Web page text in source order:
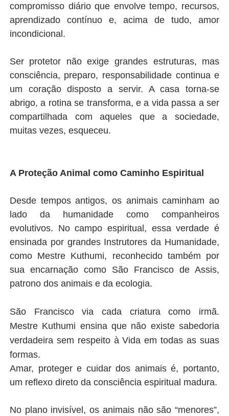
compromisso diário que envolve tempo, recursos,
aprendizado contínuo e, acima de tudo, amor
incondicional.
Ser protetor não exige grandes estruturas, mas
consciência, preparo, responsabilidade continua e
um coração disposto a servir. A casa torna-se
abrigo, a rotina se transforma, e a vida passa a ser
compartilhada com aqueles que a sociedade,
muitas vezes, esqueceu.
A Proteção Animal como Caminho Espiritual
Desde tempos antigos, os animais caminham ao
lado da humanidade como companheiros
evolutivos. No campo espiritual, essa verdade é
ensinada por grandes Instrutores da Humanidade,
como Mestre Kuthumi, reconhecido também por
sua encarnação como São Francisco de Assis,
patrono dos animais e da ecologia.
São Francisco via cada criatura como irmã.
Mestre Kuthumi ensina que não existe sabedoria
verdadeira sem respeito à Vida em todas as suas
formas.
Amar, proteger e cuidar dos animais é, portanto,
um reflexo direto da consciência espiritual madura.
No plano invisível, os animais não são “menores”,